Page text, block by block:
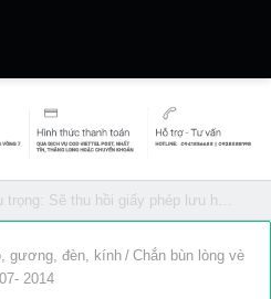
Mất 4 triệu đồng, dừng lái xe 2 tháng vì không nhường đường xe cứu thương
gương, đèn, kính / Chắn bùn lòng vè
2014